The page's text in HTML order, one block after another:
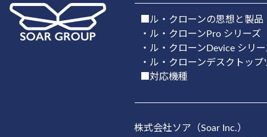
■ル・クローンの思想と製品
・ル・クローンPro シリーズ
・ル・クローンDevice シリ
・ル・クローンデスクトップ
■対応機種
株式会社ソア（Soar Inc.）